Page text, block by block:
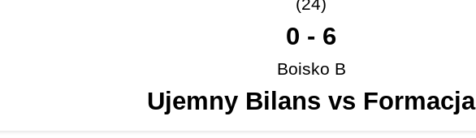
(24)
0 - 6
Boisko B
Ujemny Bilans vs Formacja